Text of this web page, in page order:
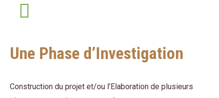
Une Phase d’Investigation
Construction du projet et/ou l’Elaboration de plusieurs